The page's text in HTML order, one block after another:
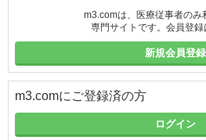
m3.comは、医療従事者のみ
専門サイトです。会員登録
新規会員登録
m3.comにご登録済の方
ログイン